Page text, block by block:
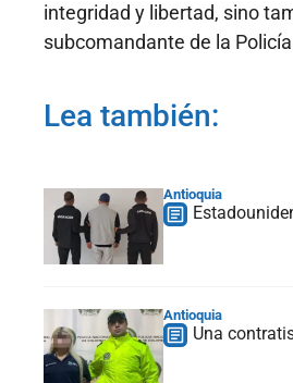
integridad y libertad, sino
subcomandante de la
Lea también:
Antioquia
Antioquia
Una